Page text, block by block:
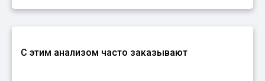
С этим анализом часто заказывают